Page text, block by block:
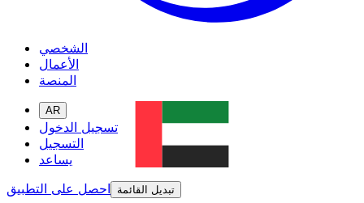
الشخصي
الأعمال
المنصة
AR
تسجيل الدخول
التسجيل
يساعد
احصل على التطبيق
تبديل القائمة